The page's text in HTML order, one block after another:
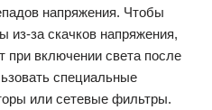
напряжения. Чтобы
из-за скачков напряжения,
при включении света после
специальные
или сетевые фильтры.